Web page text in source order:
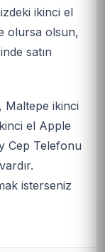
ikinci el
olursa olsun,
satın
Maltepe ikinci
el Apple
Cep Telefonu
isterseniz